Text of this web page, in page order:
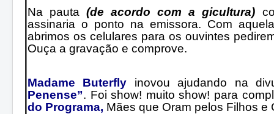
Na pauta(de acordo com a gicultura)
assinaria o ponto na emissora. Com
abrimos os celulares para os ouvintes
Ouça a gravação e comprove.
Madame Buterfly inovou ajudando na
Penense”. Foi show! muito show! para
do Programa, Mães que Oram pelos Filhos